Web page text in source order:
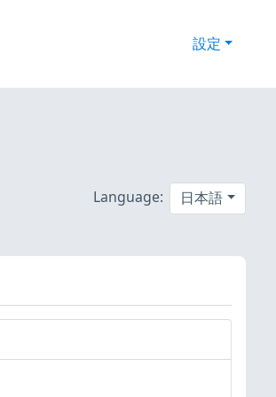
設定
Language: 日本語